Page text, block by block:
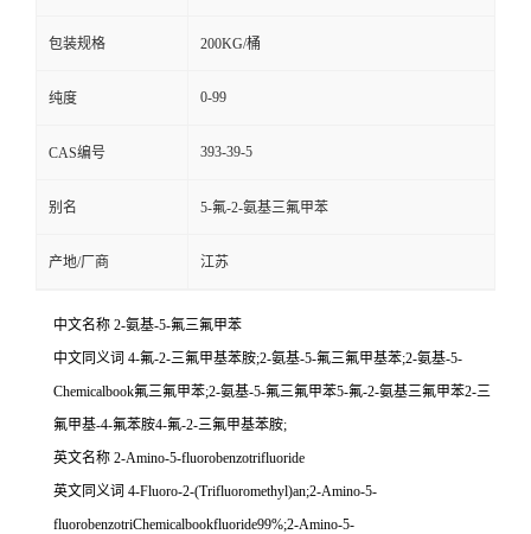
包装规格 200KG/桶
纯度 0-99
CAS编号 393-39-5
别名 5-氟-2-氨基三氟甲苯
产地/厂商 江苏
中文名称 2-氨基-5-氟三氟甲苯
中文同义词 4-氟-2-三氟甲基苯胺;2-氨基-5-氟三氟甲基苯;2-氨基-5-
Chemicalbook氟三氟甲苯;2-氨基-5-氟三氟甲苯5-氟-2-氨基三氟甲苯2-三
氟甲基-4-氟苯胺4-氟-2-三氟甲基苯胺;
英文名称 2-Amino-5-fluorobenzotrifluoride
英文同义词 4-Fluoro-2-(Trifluoromethyl)an;2-Amino-5-
fluorobenzotriChemicalbookfluoride99%;2-Amino-5-